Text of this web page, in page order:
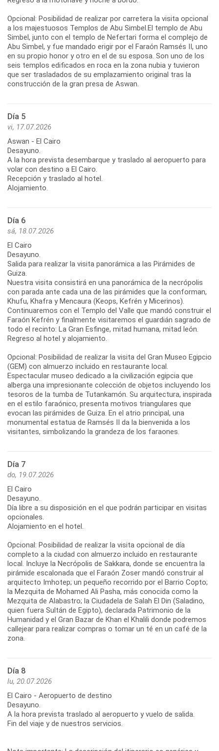
Opcional: Posibilidad de realizar por carretera la visita opcional
a los majestuosos Templos de Abu Simbel.El templo de Abu
Simbel, junto con el templo de Nefertari forma el complejo de
Abu Simbel, y fue mandado erigir por el Faraón Ramsés II, uno
en su propio honor y otro en el de su esposa. Son uno de los
seis templos edificados en roca en la zona nubia y tuvieron
que ser trasladados de su emplazamiento original tras la
construcción de la gran presa de Aswan.
Día 5
vi, 17.07.2026
Aswan - El Cairo
Desayuno.
A la hora prevista desembarque y traslado al aeropuerto para
volar con destino a El Cairo.
Recepción y traslado al hotel.
Alojamiento.
Día 6
sá, 18.07.2026
El Cairo
Desayuno.
Salida para realizar la visita panorámica a las Pirámides de
Guiza.
Nuestra visita consistirá en una panorámica de la necrópolis
con parada ante cada una de las pirámides que la conforman,
Khufu, Khafra y Mencaura (Keops, Kefrén y Micerinos).
Continuaremos con el Templo del Valle que mandó construir el
Faraón Kefrén y finalmente visitaremos el guardián sagrado de
todo el recinto: La Gran Esfinge, mitad humana, mitad león.
Regreso al hotel y alojamiento.
Opcional: Posibilidad de realizar la visita del Gran Museo Egipcio
(GEM) con almuerzo incluido en restaurante local.
Espectacular museo dedicado a la civilización egipcia que
alberga una impresionante colección de objetos incluyendo los
tesoros de la tumba de Tutankamón. Su arquitectura, inspirada
en el estilo faraónico, presenta motivos triangulares que
evocan las pirámides de Guiza. En el atrio principal, una
monumental estatua de Ramsés II da la bienvenida a los
visitantes, simbolizando la grandeza de los faraones.
Día 7
do, 19.07.2026
El Cairo
Desayuno.
Día libre a su disposición en el que podrán participar en visitas
opcionales.
Alojamiento en el hotel.
Opcional: Posibilidad de realizar la visita opcional de día
completo a la ciudad con almuerzo incluido en restaurante
local. Incluye la Necrópolis de Sakkara, donde se encuentra la
pirámide escalonada que el Faraón Zoser mandó construir al
arquitecto Imhotep; un pequeño recorrido por el Barrio Copto;
la Mezquita de Mohamed Ali Pasha, más conocida como la
Mezquita de Alabastro; la Ciudadela de Salah El Din (Saladino,
quien fuera Sultán de Egipto), declarada Patrimonio de la
Humanidad y el Gran Bazar de Khan el Khalili donde podremos
callejear para realizar compras o tomar un té en un café de la
zona.
Día 8
lu, 20.07.2026
El Cairo - Aeropuerto de destino
Desayuno.
A la hora prevista traslado al aeropuerto y vuelo de salida.
Fin del viaje y de nuestros servicios.